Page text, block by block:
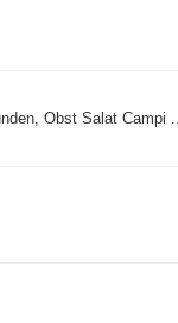
Obst Salat Campi ...